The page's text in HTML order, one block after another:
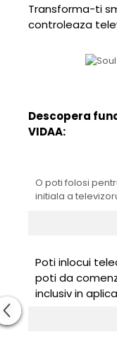
Transforma-ti
controleaza
Descopera
VIDAA:
O poti folosi
initiala a
Poti inlocui
poti da
inclusiv in